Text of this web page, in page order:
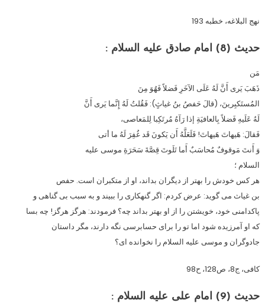
نهج البلاغه، خطبه 193
حدیث (8) امام صادق علیه السلام :
مَن
ذَهَبَ یَرى أَنَّ لَهُ عَلَى الآخَرِ فَضلاً فَهُوَ مِنَ
المُستَکبِرینَ، (قالَ حَفصُ بنُ غیاثٍ): فَقُلتُ لَهُ إِنَّما یَرى أَنَّ
لَهُ عَلَیهِ فَضلاً بِالعافیَةِ إذا رَآهُ مُرتَکِبا لِلمَعاصى،
فَقالَ: هَیهاتَ هَیهاتَ! فَلَعَلَّهُ أَن یَکونَ قَد غُفِرَ لَهُ ما أتى
وَ أَنتَ مَوقوفٌ مُحاسَبٌ أَما تَلَوتَ قِصَّةَ سَحَرَةِ موسى علیه
السلام ؛
هر کس خودش را بهتر از دیگران بداند، او از متکبران است. حفص
بن غیاث مى گوید: عرض کردم: اگر گنهکارى را ببیند و به سبب بى گناهى و
پاکدامنى خود، خویشتن را از او بهتر بداند چه؟ فرمودند: هرگز هرگز! چه بسا
که او آمرزیده شود اما تو را براى حسابرسى نگه دارند، مگر داستان
جادوگران و موسى علیه السلام را نخوانده اى؟
کافى، ج8، ص128، ح98
حدیث (9) امام على علیه السلام :